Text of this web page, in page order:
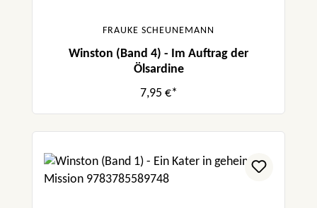
FRAUKE SCHEUNEMANN
Winston (Band 4) - Im Auftrag der
Ölsardine
7,95 €*